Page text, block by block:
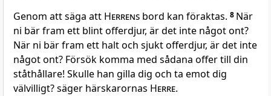
Genom att säga att Herrens bord kan föraktas. 8 När
ni bär fram ett blint offerdjur, är det inte något ont?
När ni bär fram ett halt och sjukt offerdjur, är det inte
något ont? Försök komma med sådana offer till din
ståthållare! Skulle han gilla dig och ta emot dig
välvilligt? säger härskarornas Herre.